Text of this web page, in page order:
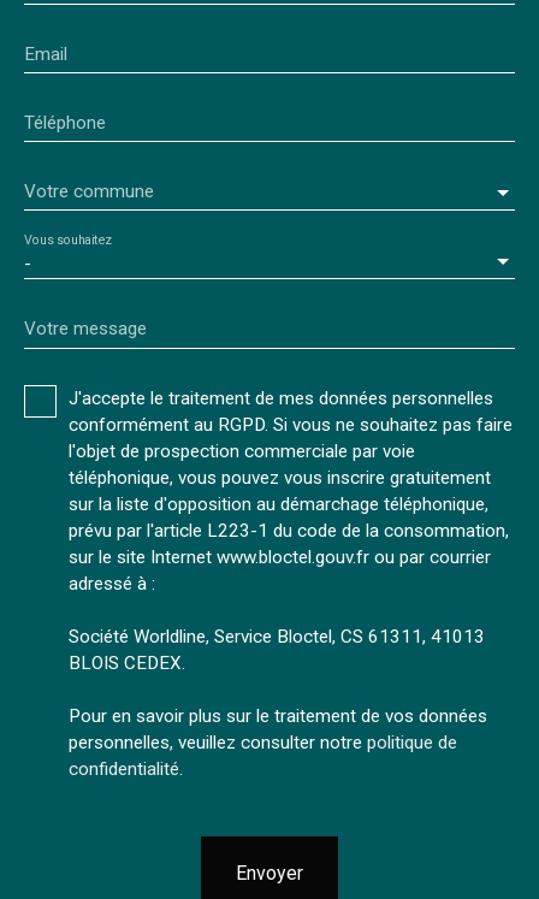
Email
Téléphone
Votre commune
-
Vous souhaitez
Votre message
J'accepte le traitement de mes données personnelles
conformément au RGPD. Si vous ne souhaitez pas faire
l'objet de prospection commerciale par voie
téléphonique, vous pouvez vous inscrire gratuitement
sur la liste d'opposition au démarchage téléphonique,
prévu par l'article L223-1 du code de la consommation,
sur le site Internet www.bloctel.gouv.fr ou par courrier
adressé à :
Société Worldline, Service Bloctel, CS 61311, 41013
BLOIS CEDEX.
Pour en savoir plus sur le traitement de vos données
personnelles, veuillez consulter notre politique de
confidentialité.
Envoyer